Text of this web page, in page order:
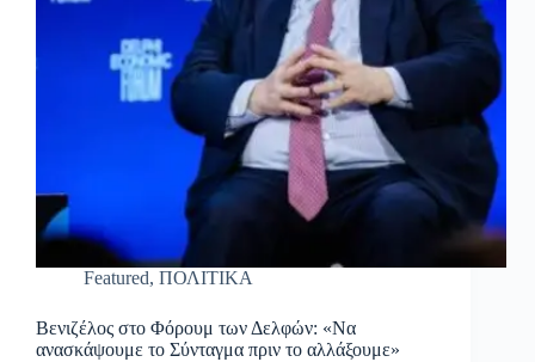
Featured, ΠΟΛΙΤΙΚΑ
Βενιζέλος στο Φόρουμ των Δελφών: «Να
ανασκάψουμε το Σύνταγμα πριν το αλλάξουμε»